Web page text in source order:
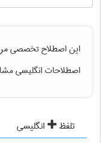
این اصطلاح تخصصی
اصطلاحات انگلیسی
تلفظ انگلیسی